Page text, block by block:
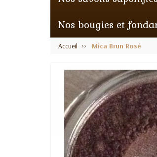
Nos bougies et
Accueil Mica Brun Rosé